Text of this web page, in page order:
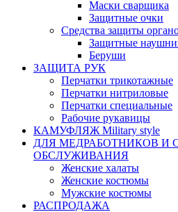
Маски сварщика
Защитные очки
Средства защиты
Защитные
Беруши
ЗАЩИТА РУК
Перчатки трикотажные
Перчатки нитриловые
Перчатки специальные
Рабочие рукавицы
КАМУФЛЯЖ Military style
ДЛЯ МЕДРАБОТНИКОВ И
ОБСЛУЖИВАНИЯ
Женские халаты
Женские костюмы
Мужские костюмы
РАСПРОДАЖА